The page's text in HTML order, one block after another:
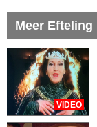
Meer Efteling
VIDEO